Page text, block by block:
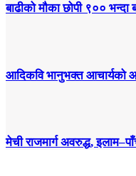
बाढीको मौका छोपी ९०० भन्दा
आदिकवि भानुभक्त
मेची राजमार्ग अवरुद्ध,